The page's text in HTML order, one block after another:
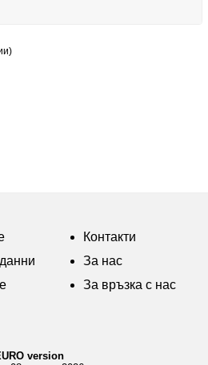
Контакти
За нас
За връзка с нас
version